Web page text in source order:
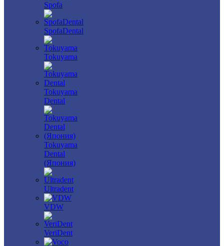
Spofa
SpofaDental
Tokuyama
Tokuyama
Dental
Tokuyama
Dental
(Япония)
Ultradent
VDW
VeriDent